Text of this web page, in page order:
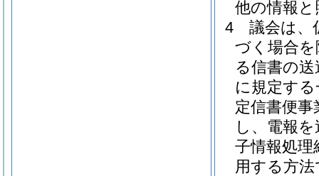
他の情報
4
議会は、
づく場合
る信書の
に規定す
定信書便
し、電報
子情報処
用する方